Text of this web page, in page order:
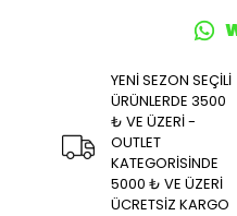
YENİ SEZON SEÇİLİ
ÜRÜNLERDE 3500
₺ VE ÜZERİ -
OUTLET
KATEGORİSİNDE
5000 ₺ VE ÜZERİ
ÜCRETSİZ KARGO